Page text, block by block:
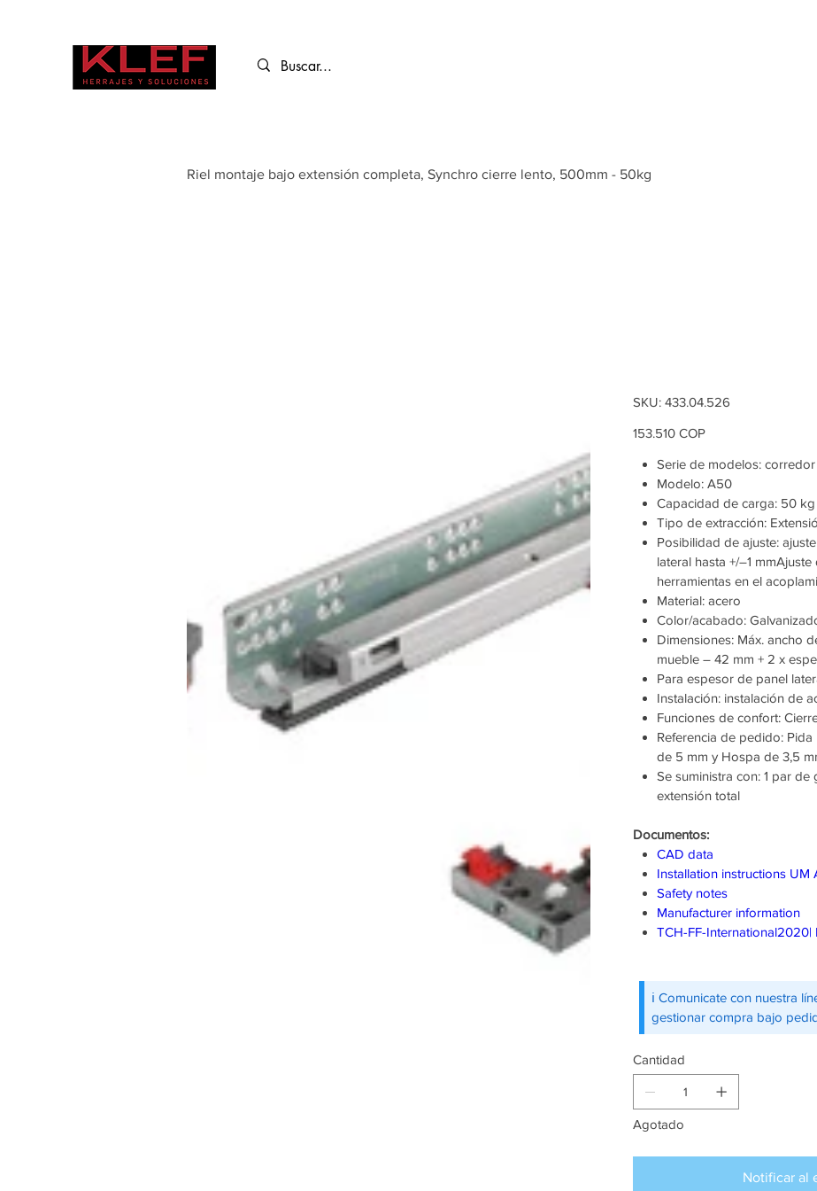
Riel montaje bajo extensión completa, Synchro cierre lento, 500mm - 50kg
SKU: SKU
433.04.526
433.04.526
Precio
153.510 COP
Serie de modelos:
Modelo: A50
Capacidad de carga: 50 kg
Tipo de extracción:
Posibilidad de ajuste:
lateral hasta +/–1
herramientas en el
Material: acero
Color/acabado:
Dimensiones: Máx. ancho
mueble – 42 mm + 2 x
Para espesor de panel
Instalación: instalación de
Funciones de confort:
Referencia de pedido:
de 5 mm y Hospa de 3,5
Se suministra con: 1 par de
extensión total
Documentos:
CAD data
Installation instructions
Safety notes
Manufacturer information
TCH-FF-International2020|
ℹ️ Comunicate con nuestra
gestionar compra bajo
Cantidad
Agotado
Notificar al